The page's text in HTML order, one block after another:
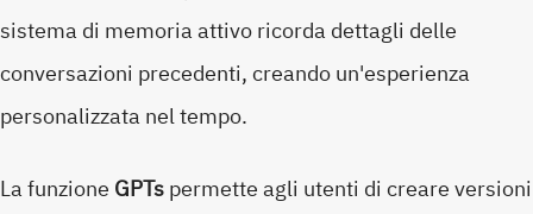
sistema di memoria attivo ricorda dettagli delle
conversazioni precedenti, creando un'esperienza
personalizzata nel tempo.
La funzione GPTspermette agli utenti di creare versioni